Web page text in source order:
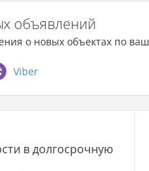
объявлений
о новых объектах по
Viber
в долгосрочную